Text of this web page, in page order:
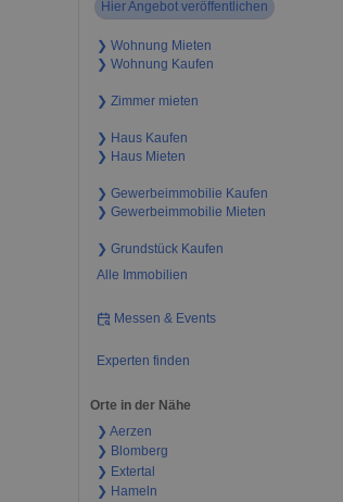
Hier Angebot veröffentlichen
❯ Wohnung Mieten
❯ Wohnung Kaufen
❯ Zimmer mieten
❯ Haus Kaufen
❯ Haus Mieten
❯ Gewerbeimmobilie Kaufen
❯ Gewerbeimmobilie Mieten
❯ Grundstück Kaufen
Alle Immobilien
Messen & Events
Experten finden
Orte in der Nähe
❯ Aerzen
❯ Blomberg
❯ Extertal
❯ Hameln